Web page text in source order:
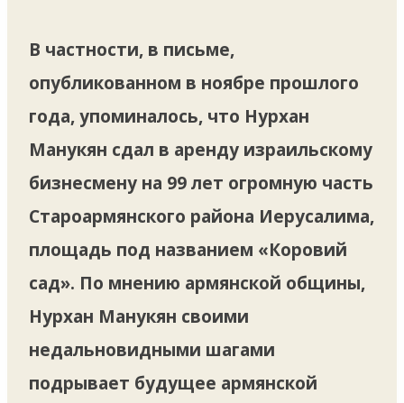
В частности, в письме,
опубликованном в ноябре прошлого
года, упоминалось, что Нурхан
Манукян сдал в аренду израильскому
бизнесмену на 99 лет огромную часть
Староармянского района Иерусалима,
площадь под названием «Коровий
сад». По мнению армянской общины,
Нурхан Манукян своими
недальновидными шагами
подрывает будущее армянской